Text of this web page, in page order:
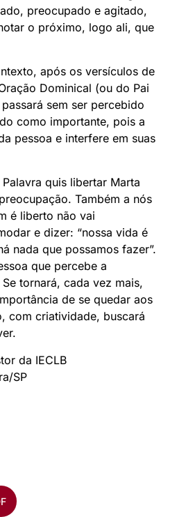
preocupado e agitado,
o próximo, logo ali, que
após os versículos de
Dominical (ou do Pai
sem ser percebido
como importante, pois a
pessoa e interfere em suas
quis libertar Marta
Também a nós
é liberto não vai
e dizer: “nossa vida é
nada que possamos fazer”.
que percebe a
tornará, cada vez mais,
de se quedar aos
com criatividade, buscará
da IECLB
SP